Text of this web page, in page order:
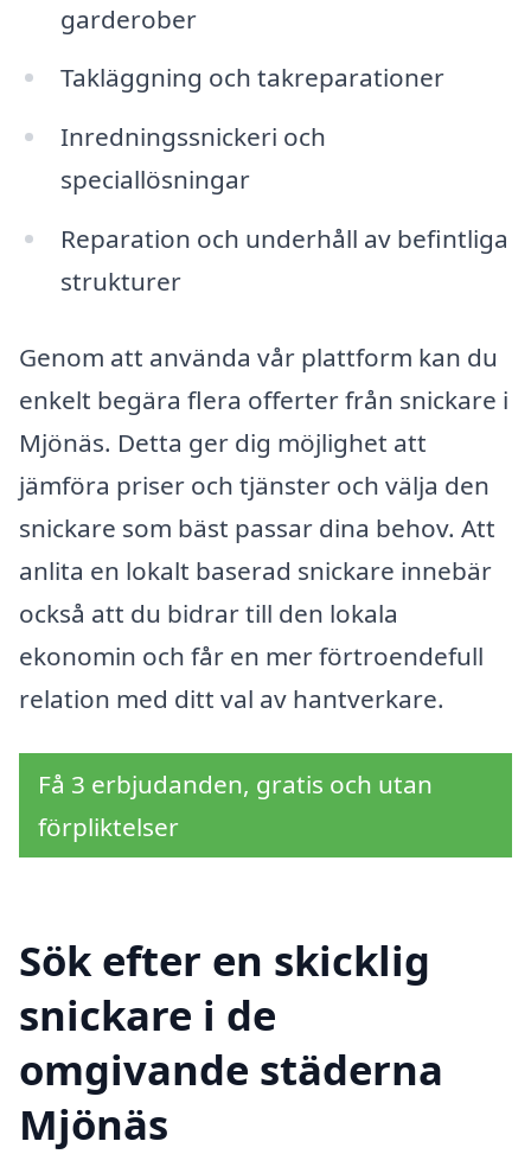
garderober
Takläggning och takreparationer
Inredningssnickeri och
speciallösningar
Reparation och underhåll av befintliga
strukturer
Genom att använda vår plattform kan du
enkelt begära flera offerter från snickare i
Mjönäs. Detta ger dig möjlighet att
jämföra priser och tjänster och välja den
snickare som bäst passar dina behov. Att
anlita en lokalt baserad snickare innebär
också att du bidrar till den lokala
ekonomin och får en mer förtroendefull
relation med ditt val av hantverkare.
Få 3 erbjudanden, gratis och utan
förpliktelser
Sök efter en skicklig
snickare i de
omgivande städerna
Mjönäs